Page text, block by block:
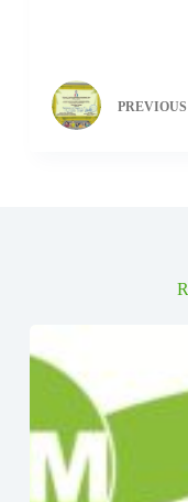
PREVIOUS